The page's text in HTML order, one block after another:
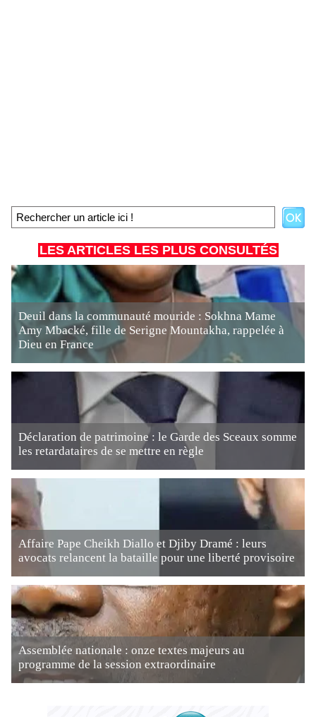
LES ARTICLES LES PLUS CONSULTÉS
Deuil dans la communauté mouride : Sokhna Mame
Amy Mbacké, fille de Serigne Mountakha, rappelée à
Dieu en France
Déclaration de patrimoine : le Garde des Sceaux somme
les retardataires de se mettre en règle
Affaire Pape Cheikh Diallo et Djiby Dramé : leurs
avocats relancent la bataille pour une liberté provisoire
Assemblée nationale : onze textes majeurs au
programme de la session extraordinaire